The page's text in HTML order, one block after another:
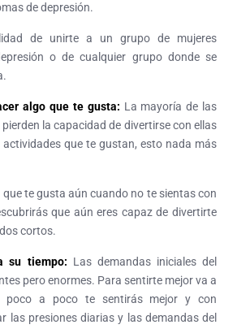
de depresión.
de unirte a un grupo de mujeres
o de cualquier grupo donde se
algo que te gusta: La mayoría de las
la capacidad de divertirse con ellas
actividades que te gustan, esto nada más
te gusta aún cuando no te sientas con
que aún eres capaz de divertirte
cortos.
su tiempo: Las demandas iniciales del
pero enormes. Para sentirte mejor va a
a poco te sentirás mejor y con
las presiones diarias y las demandas del